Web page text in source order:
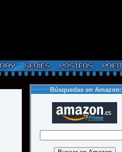
Búsquedas en Amazon: